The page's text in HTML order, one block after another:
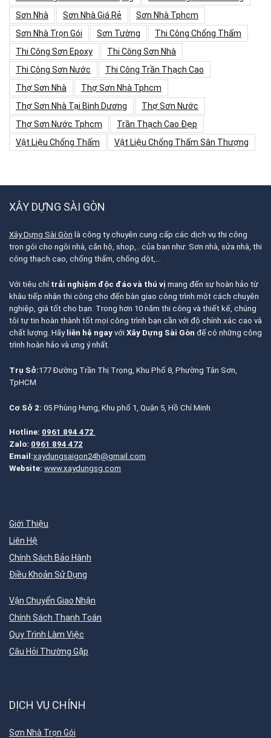
Sơn Nhà
Sơn Nhà Giá Rẻ
Sơn Nhà Tphcm
Sơn Nhà Trọn Gói
Sơn Tường
Thi Công Chống Thấm
Thi Công Sơn Epoxy
Thi Công Sơn Nhà
Thi Công Sơn Nước
Thi Công Trần Thạch Cao
Thợ Sơn Nhà
Thợ Sơn Nhà Tphcm
Thợ Sơn Nhà Tại Bình Dương
Thợ Sơn Nước
Thợ Sơn Nước Tphcm
Trần Thạch Cao Đẹp
Vật Liệu Chống Thấm
Vật Liệu Chống Thấm Sân Thượng
XÂY DỰNG SÀI GÒN
Xây Dựng Sài Gòn là công ty chuyên cung cấp các dịch vụ thi công
trọn gói cho ngôi nhà, căn hộ, shop,.. của bạn như: Sơn nhà, sửa nhà, thi
công thạch cao, chống thấm, chống dột,…
Với tiêu chí trải nghiệm độc đáo và thú vị mang đến sự hoàn hảo từ
khâu tiếp nhận thi công cho đến bàn giao công trình một cách chuyên
nghiệp, giá tốt cho bạn. Trong hơn 10 năm thi công và thiết kế, chúng
tôi tự tin hoàn thành tốt mọi công trình bạn cần với độ chính xác cao và
chất lượng. Hãy liên hệ ngay với Xây Dựng Sài Gòn để có những công
trình hoàn hảo và ưng ý nhất.
Trụ Sở:177 Đường Trần Thị Trọng, Khu Phố 8, Phường Tân Sơn,
TpHCM
Cơ Sở 2: 05 Phùng Hưng, Khu phố 1, Quận 5, Hồ Chí Minh
Hotline: 0961 894 472
Zalo: 0961 894 472
Email:xaydungsaigon24h@gmail.com
Website: www.xaydungsg.com
Giới Thiệu
Liên Hệ
Chính Sách Bảo Hành
Điều Khoản Sử Dụng
Vận Chuyển Giao Nhận
Chính Sách Thanh Toán
Quy Trình Làm Việc
Câu Hỏi Thường Gặp
DỊCH VỤ CHÍNH
Sơn Nhà Trọn Gói